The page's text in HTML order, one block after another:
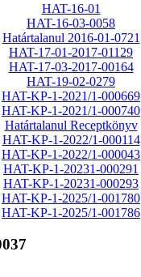
HAT-16-01
HAT-16-03-0058
Határtalanul 2016-01-0721
HAT-17-01-2017-01129
HAT-17-03-2017-00164
HAT-19-02-0279
HAT-KP-1-2021/1-000669
HAT-KP-1-2021/1-000740
Határtalanul Receptkönyv
HAT-KP-1-2022/1-000114
HAT-KP-1-2022/1-000043
HAT-KP-1-20231-000291
HAT-KP-1-20231-000293
HAT-KP-1-2025/1-001780
HAT-KP-1-2025/1-001786